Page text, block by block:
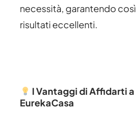
necessità, garantendo così
risultati eccellenti.
I Vantaggi di Affidarti a
EurekaCasa